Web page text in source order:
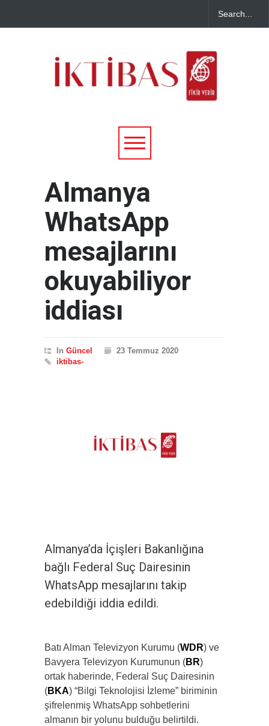
Almanya
WhatsApp
mesajlarını
okuyabiliyor
iddiası
In Güncel
23 Temmuz 2020
iktibas-
Almanya’da İçişleri Bakanlığına
bağlı Federal Suç Dairesinin
WhatsApp mesajlarını takip
edebildiği iddia edildi.
Batı Alman Televizyon Kurumu (WDR) ve
Bavyera Televizyon Kurumunun (BR)
ortak haberinde, Federal Suç Dairesinin
(BKA) “Bilgi Teknolojisi İzleme” biriminin
şifrelenmiş WhatsApp sohbetlerini
almanın bir yolunu bulduğu belirtildi.